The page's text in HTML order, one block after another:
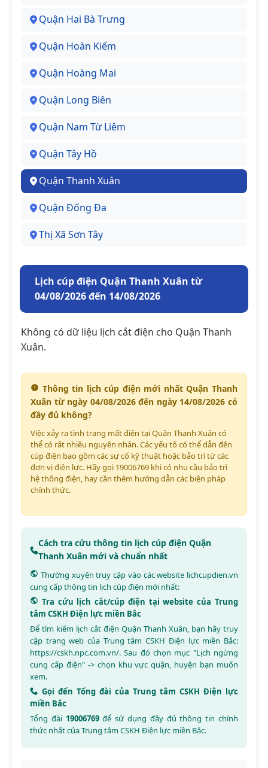
Quận Hai Bà Trưng
Quận Hoàn Kiếm
Quận Hoàng Mai
Quận Long Biên
Quận Nam Từ Liêm
Quận Tây Hồ
Quận Thanh Xuân
Quận Đống Đa
Thị Xã Sơn Tây
Lịch cúp điện Quận Thanh Xuân từ
04/08/2026 đến 14/08/2026
Không có dữ liệu lịch cắt điện cho Quận Thanh
Xuân.
Thông tin lịch cúp điện mới nhất Quận Thanh
Xuân từ ngày 04/08/2026 đến ngày 14/08/2026 có
đầy đủ không?
Việc xảy ra tình trạng mất điện tại Quận Thanh Xuân có
thể có rất nhiều nguyên nhân. Các yếu tố có thể dẫn đến
cúp điện bao gồm các sự cố kỹ thuật hoặc bảo trì từ các
đơn vị điện lực. Hãy gọi 19006769 khi có nhu cầu bảo trì
hệ thống điện, hay cần thêm hướng dẫn các biện pháp
chính thức.
Cách tra cứu thông tin lịch cúp điện Quận
Thanh Xuân mới và chuẩn nhất
Thường xuyên truy cập vào các website lichcupdien.vn
cung cấp thông tin lịch cúp điện mới nhất:
Tra cứu lịch cắt/cúp điện tại website của Trung
tâm CSKH Điện lực miền Bắc
Để tìm kiếm lịch cắt điện Quận Thanh Xuân, bạn hãy truy
cập trang web của Trung tâm CSKH Điện lực miền Bắc:
https://cskh.npc.com.vn/. Sau đó chọn mục "Lịch ngừng
cung cấp điện" -> chọn khu vực quận, huyện bạn muốn
xem.
Gọi đến Tổng đài của Trung tâm CSKH Điện lực
miền Bắc
Tổng đài 19006769để sử dụng đầy đủ thông tin chính
thức nhất của Trung tâm CSKH Điện lực miền Bắc.